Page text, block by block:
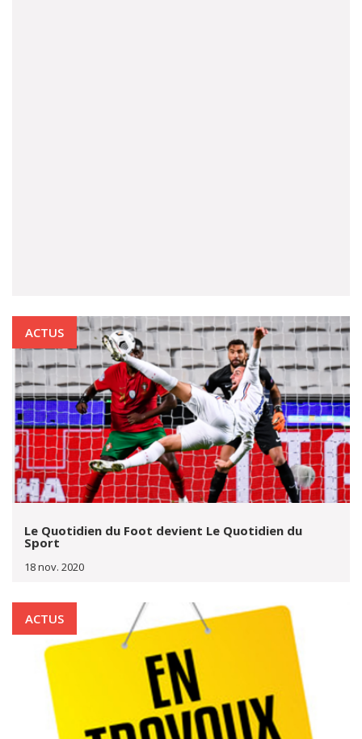
ACTUS
Le Quotidien du Foot devient Le Quotidien du
Sport
18 nov. 2020
ACTUS